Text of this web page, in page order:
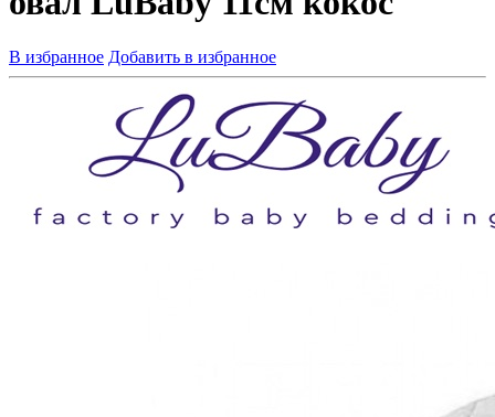
В избранное Добавить в избранное